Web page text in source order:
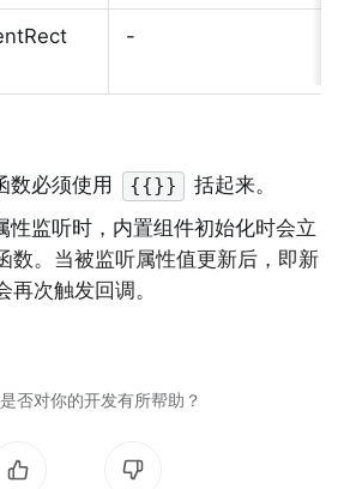
-
数必须使用 {{}} 括起来。
性监听时，内置组件初始化时会立
数。当被监听属性值更新后，即新
再次触发回调。
否对你的开发有所帮助？